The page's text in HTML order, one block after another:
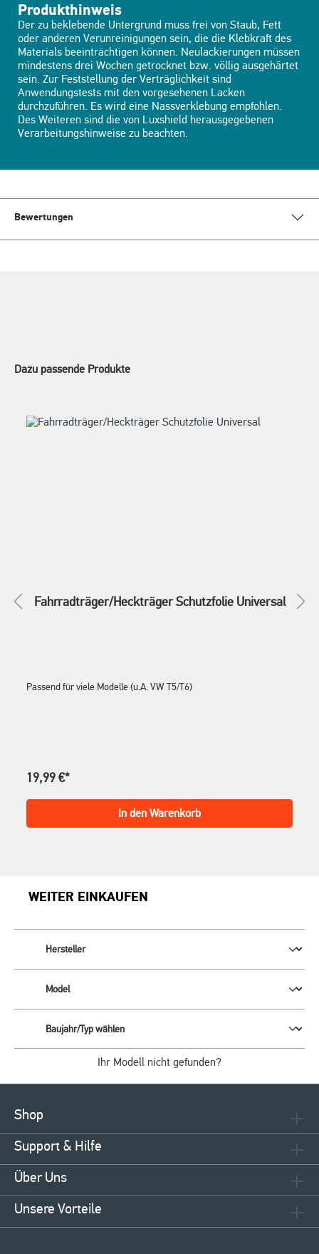
Produkthinweis
Der zu beklebende Untergrund muss frei von Staub, Fett
oder anderen Verunreinigungen sein, die die Klebkraft des
Materials beeinträchtigen können. Neulackierungen müssen
mindestens drei Wochen getrocknet bzw. völlig ausgehärtet
sein. Zur Feststellung der Verträglichkeit sind
Anwendungstests mit den vorgesehenen Lacken
durchzuführen. Es wird eine Nassverklebung empfohlen.
Des Weiteren sind die von Luxshield herausgegebenen
Verarbeitungshinweise zu beachten.
Bewertungen
Dazu passende Produkte
Fahrradträger/Heckträger Schutzfolie Universal
Passend für viele Modelle (u.A. VW T5/T6)
19,99 €*
In den Warenkorb
WEITER EINKAUFEN
Ihr Modell nicht gefunden?
Shop
Support & Hilfe
Über Uns
Unsere Vorteile